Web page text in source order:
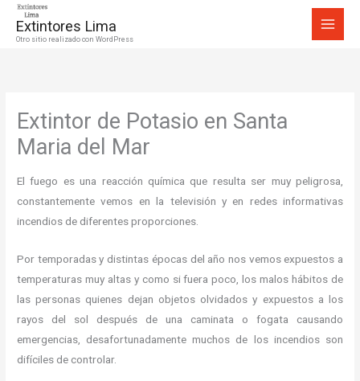
Extintores Lima
Otro sitio realizado con WordPress
Extintor de Potasio en Santa
Maria del Mar
El fuego es una reacción química que resulta ser muy peligrosa,
constantemente vemos en la televisión y en redes informativas
incendios de diferentes proporciones.
Por temporadas y distintas épocas del año nos vemos expuestos a
temperaturas muy altas y como si fuera poco, los malos hábitos de
las personas quienes dejan objetos olvidados y expuestos a los
rayos del sol después de una caminata o fogata causando
emergencias, desafortunadamente muchos de los incendios son
difíciles de controlar.